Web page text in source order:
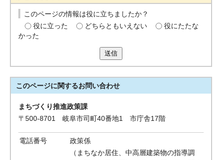
このページの情報は役に立ちましたか？
役に立った
どちらともいえない
役にたたな
かった
送信
このページに関するお問い合わせ
まちづくり推進政策課
〒500-8701 岐阜市司町40番地1 市庁舎17階
電話番号
政策係
（まちなか居住、中高層建築物の指導調